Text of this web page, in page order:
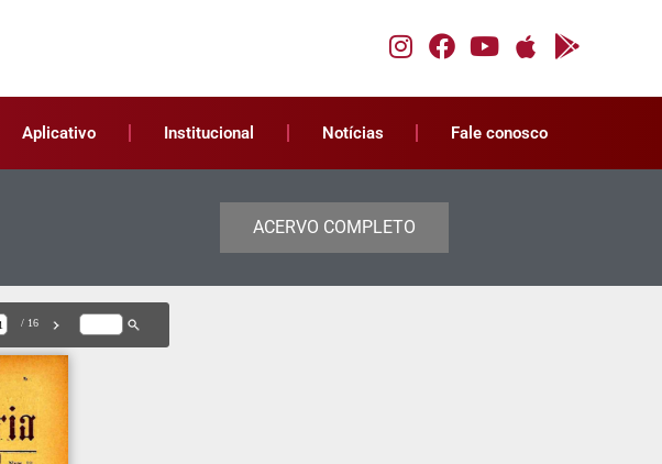
Aplicativo Institucional Notícias Fale conosco
ACERVO COMPLETO